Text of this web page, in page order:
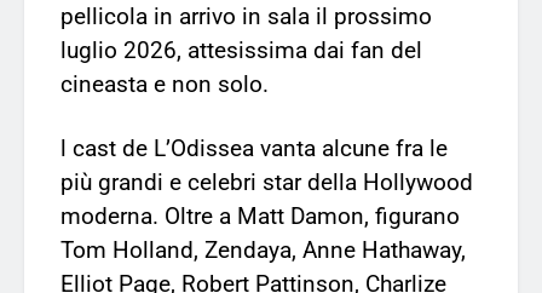
pellicola in arrivo in sala il prossimo
luglio 2026, attesissima dai fan del
cineasta e non solo.
l cast de L’Odissea vanta alcune fra le
più grandi e celebri star della Hollywood
moderna. Oltre a Matt Damon, figurano
Tom Holland, Zendaya, Anne Hathaway,
Elliot Page, Robert Pattinson, Charlize